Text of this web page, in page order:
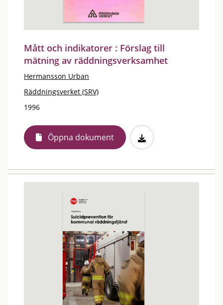
Mått och indikatorer : Förslag till
mätning av räddningsverksamhet
Hermansson Urban
Räddningsverket (SRV)
1996
Öppna dokument